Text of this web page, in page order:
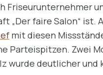
Friseurunternehmer
„Der faire Salon“ ist.
mit diesen
Parteispitzen. Zwei
wurde deutlicher